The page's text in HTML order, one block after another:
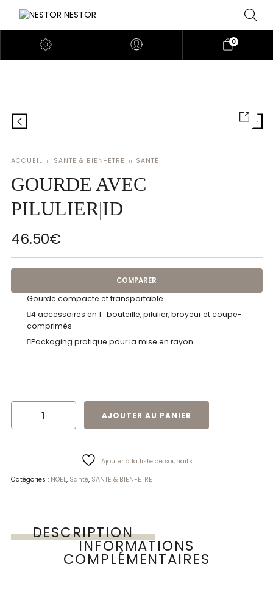
0
ACCUEIL SANTE & BIEN-ETRE SANTÉ
GOURDE AVEC
PILULIER|ID
46.50€
Gourde compacte et transportable
4 accessoires en 1 : bouteille, pilulier, broyeur et coupe-
comprimés
Packaging pratique pour la mise en rayon
QUANTITÉ DE GOURDE AVEC PILULIER|ID
AJOUTER AU PANIER
Ajouter à la liste de souhaits
COMPARER
Catégories : NOEL, Santé, SANTE & BIEN-ETRE
DESCRIPTION
INFORMATIONS
COMPLÉMENTAIRES